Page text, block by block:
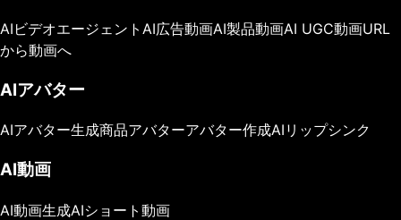
AIビデオエージェント AI広告動画AI製品動画AI UGC動画URL
から動画へ
AIアバター
AIアバター生成商品アバターアバター作成AIリップシンク
AI動画
AI動画生成AIショート動画